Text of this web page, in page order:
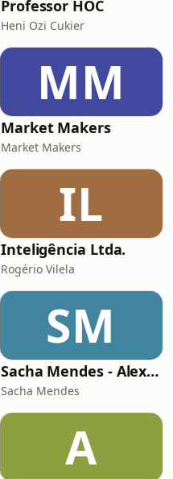
Professor HOC
Heni Ozi Cukier
MM
Market Makers
Market Makers
IL
Inteligência Ltda.
Rogério Vilela
SM
Sacha Mendes - Alexandre Mendes
Sacha Mendes
A